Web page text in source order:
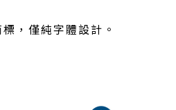
，僅純字體設計。